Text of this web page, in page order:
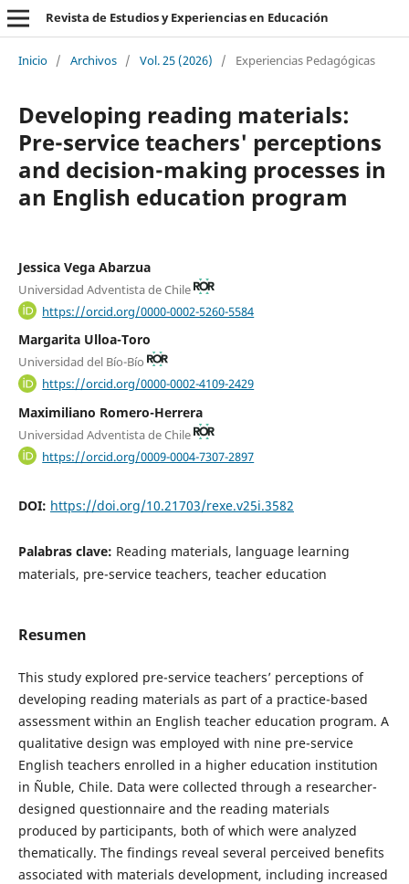
Revista de Estudios y Experiencias en Educación
Inicio / Archivos / Vol. 25 (2026) / Experiencias Pedagógicas
Developing reading materials:
Pre-service teachers' perceptions
and decision-making processes in
an English education program
Jessica Vega Abarzua
Universidad Adventista de Chile
https://orcid.org/0000-0002-5260-5584
Margarita Ulloa-Toro
Universidad del Bío-Bío
https://orcid.org/0000-0002-4109-2429
Maximiliano Romero-Herrera
Universidad Adventista de Chile
https://orcid.org/0009-0004-7307-2897
DOI: https://doi.org/10.21703/rexe.v25i.3582
Palabras clave: Reading materials, language learning
materials, pre-service teachers, teacher education
Resumen
This study explored pre-service teachers’ perceptions of
developing reading materials as part of a practice-based
assessment within an English teacher education program. A
qualitative design was employed with nine pre-service
English teachers enrolled in a higher education institution
in Ñuble, Chile. Data were collected through a researcher-
designed questionnaire and the reading materials
produced by participants, both of which were analyzed
thematically. The findings reveal several perceived benefits
associated with materials development, including increased